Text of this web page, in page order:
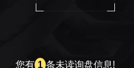
您有 1 条未读询盘信息!